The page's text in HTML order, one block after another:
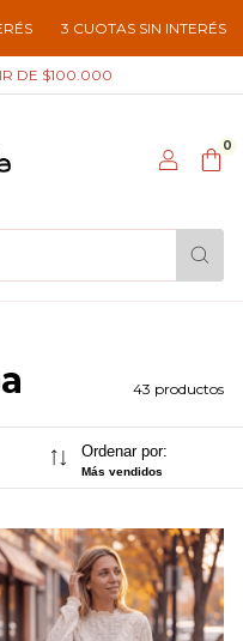
SIN INTERÉS 3 CUOTAS SIN
DE $100.000
0
43 productos
Ordenar por:
Más vendidos